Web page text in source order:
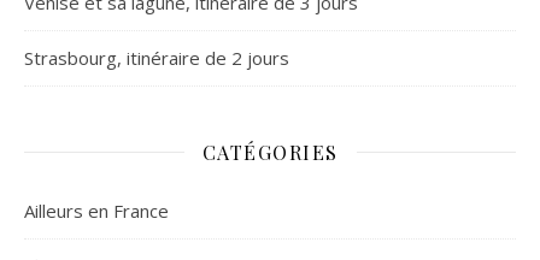
Strasbourg, itinéraire de 2 jours
CATÉGORIES
Ailleurs en France